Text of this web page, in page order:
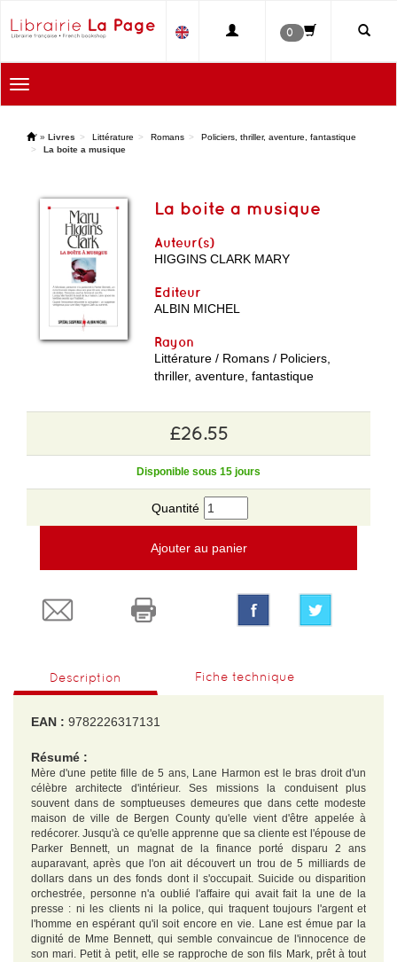
0
Toggle
navigation
' » Livres Littérature Romans
Policiers, thriller, aventure, fantastique
La boite a musique
La boite a musique
Auteur(s)
HIGGINS CLARK MARY
Editeur
ALBIN MICHEL
Rayon
Littérature / Romans / Policiers,
thriller, aventure, fantastique
£26.55
Disponible sous 15 jours
Quantité
Ajouter au panier
Description Fiche technique
EAN : 9782226317131
Résumé :
Mère d'une petite fille de 5 ans, Lane Harmon est le bras droit d'un
célèbre architecte d'intérieur. Ses missions la conduisent plus
souvent dans de somptueuses demeures que dans cette modeste
maison de ville de Bergen County qu'elle vient d'être appelée à
redécorer. Jusqu'à ce qu'elle apprenne que sa cliente est l'épouse de
Parker Bennett, un magnat de la finance porté disparu 2 ans
auparavant, après que l'on ait découvert un trou de 5 milliards de
dollars dans un des fonds dont il s'occupait. Suicide ou disparition
orchestrée, personne n'a oublié l'affaire qui avait fait la une de la
presse : ni les clients ni la police, qui traquent toujours l'argent et
l'homme en espérant qu'il soit encore en vie. Lane est émue par la
dignité de Mme Bennett, qui semble convaincue de l'innocence de
son mari. Petit à petit, elle se rapproche de son fils Mark, prêt à tout